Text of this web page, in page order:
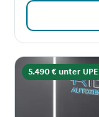
5.490 € unter UPE